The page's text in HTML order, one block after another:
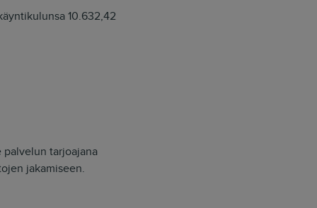
10.632,42
tarjoajana
jakamiseen.